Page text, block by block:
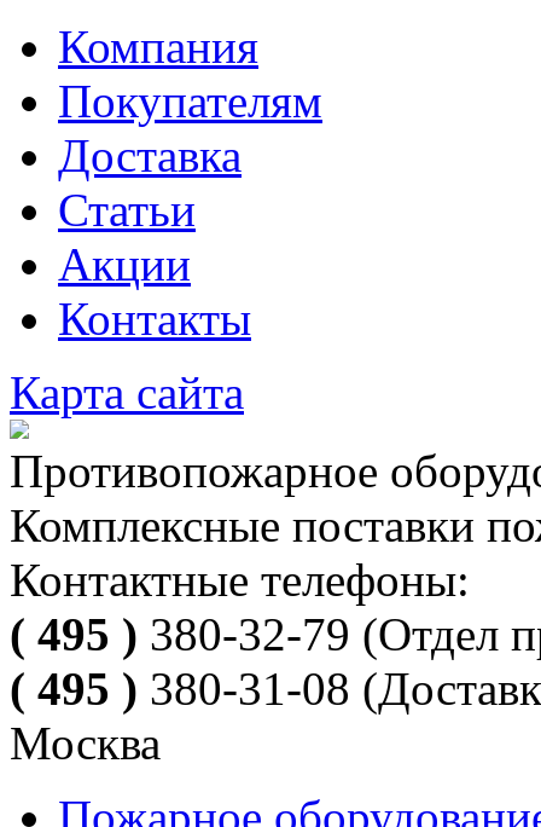
Компания
Покупателям
Доставка
Статьи
Акции
Контакты
Карта сайта
Противопожарное
Комплексные поставки
Контактные телефоны:
( 495 ) 380-32-79 (Отдел
( 495 ) 380-31-08
Москва